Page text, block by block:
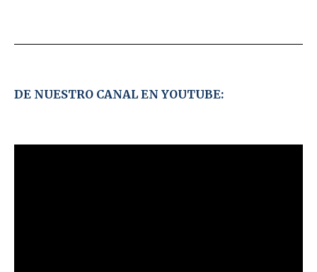
DE NUESTRO CANAL EN YOUTUBE: